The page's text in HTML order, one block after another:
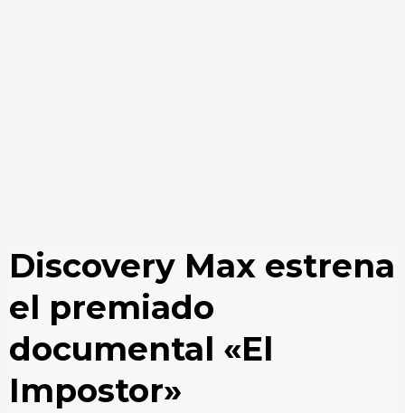
Discovery Max estrena
el premiado
documental «El
Impostor»